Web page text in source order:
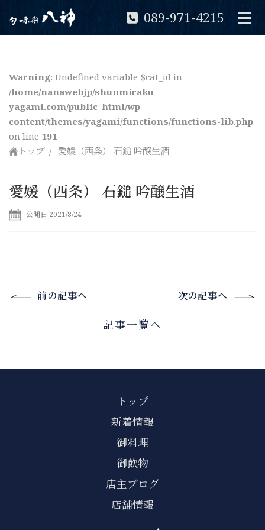
089-971-4215
Warning: Undefined variable $cat_id in
/home/nanawebjp/shunmiraku-
yagami.com/public_html/wp-
content/themes/yagami/functions/functions-lib.php
on line 191
トップ
愛媛（西条） 石鎚 吟醸生酒
愛媛（西条） 石鎚 吟醸生酒
公開日 2021/8/24
前の記事へ 次の記事へ
記事一覧へ
トップ
新着情報
御料理
御飲物
店主ブログ
店舗情報